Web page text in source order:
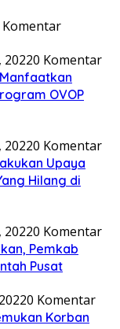
Komentar
20220 Komentar
OVOP
20220 Komentar
Upaya
Hilang di
20220 Komentar
Pemkab
Pusat
0 Komentar
Korban